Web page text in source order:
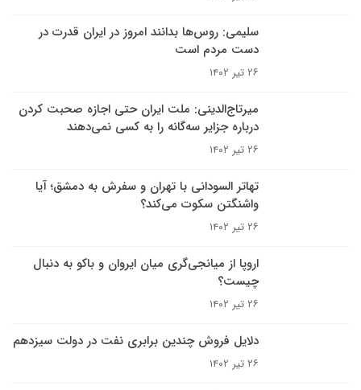
سلیمی: روس‌ها بدانند امروز در ایران قدرت در
دست مردم است
۲۶ تیر ۱۴۰۲
میرتاج‌الدینی: ملت ایران حتی اجازه صحبت کردن
درباره جزایر سه‌گانه‌ را به کسی نمی‌دهند
۲۶ تیر ۱۴۰۲
تهاتر السودانی با تهران و سفرش به دمشق؛ آیا
واشنگتن سکوت می‌کند؟
۲۶ تیر ۱۴۰۲
اروپا از میانجی‌گری میان ایروان و باکو به دنبال
چیست؟
۲۶ تیر ۱۴۰۲
دلایل فروش چندین برابری نفت در دولت سیزدهم
۲۶ تیر ۱۴۰۲